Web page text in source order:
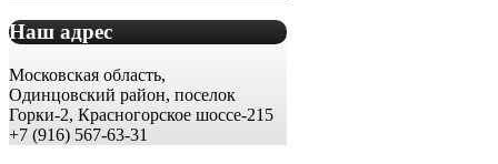
Наш адрес
Московская область,
Одинцовский район, поселок
Горки-2, Красногорское шоссе-215
+7 (916) 567-63-31